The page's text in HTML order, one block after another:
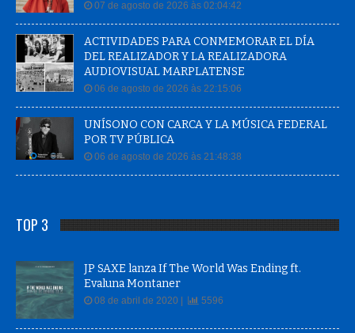
07 de agosto de 2026 às 02:04:42
ACTIVIDADES PARA CONMEMORAR EL DÍA
DEL REALIZADOR Y LA REALIZADORA
AUDIOVISUAL MARPLATENSE
06 de agosto de 2026 às 22:15:06
UNÍSONO CON CARCA Y LA MÚSICA FEDERAL
POR TV PÚBLICA
06 de agosto de 2026 às 21:48:38
TOP 3
JP SAXE lanza If The World Was Ending ft.
Evaluna Montaner
08 de abril de 2020 | 5596